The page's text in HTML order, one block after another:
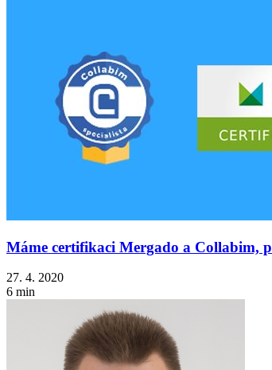
Máme certifikaci Mergado a Collabim,
27. 4. 2020
6 min